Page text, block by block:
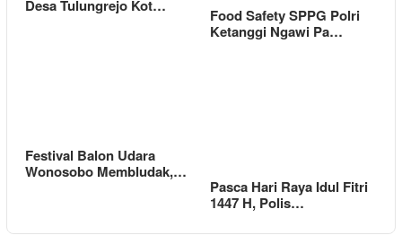
Desa Tulungrejo Kot…
Food Safety SPPG Polri
Ketanggi Ngawi Pa…
Festival Balon Udara
Wonosobo Membludak,…
Pasca Hari Raya Idul Fitri
1447 H, Polis…